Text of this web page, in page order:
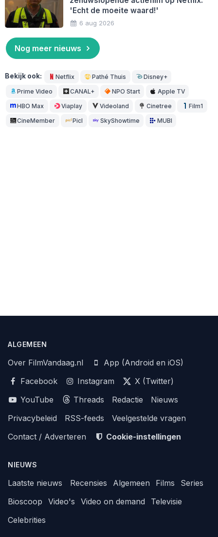
'Echt de moeite waard!'
6 aug 2026
Nog meer nieuws
Bekijk ook: Netflix Pathé Thuis Disney+
Prime Video CANAL+ NPO Start Apple TV
HBO Max Viaplay Videoland Cinetree Film1
CineMember Picl SkyShowtime MUBI
ALGEMEEN
Over FilmVandaag.nl
App (Android en iOS)
Facebook
Instagram
X (Twitter)
YouTube
Threads Redactie
Nieuws
Privacybeleid
RSS-feeds
Veelgestelde vragen
Contact / Adverteren
Cookie-instellingen
NIEUWS
Laatste nieuws Recensies Algemeen Films
Series
Bioscoop
Video's Video on demand
Televisie
Celebrities